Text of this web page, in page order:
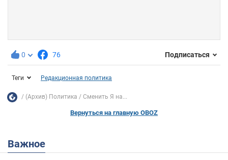
0 76 Подписаться
Теги Редакционная политика
(Архив) Политика Сменить Я на...
Вернуться на главную OBOZ
Важное